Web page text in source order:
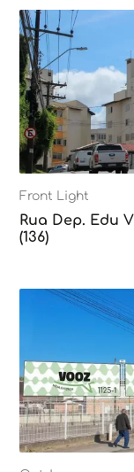
Front Light
Rua Dep. Edu
(136)